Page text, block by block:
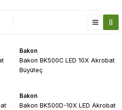
Bakon
Bakon BK500C LED 10X Akrobat
Büyüteç
Bakon
Bakon BK500D-10X LED Akrobat